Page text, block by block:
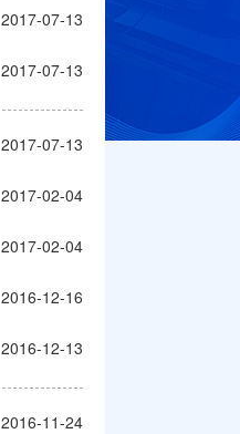
2017-07-13
2017-07-13
2017-07-13
2017-02-04
2017-02-04
2016-12-16
2016-12-13
2016-11-24